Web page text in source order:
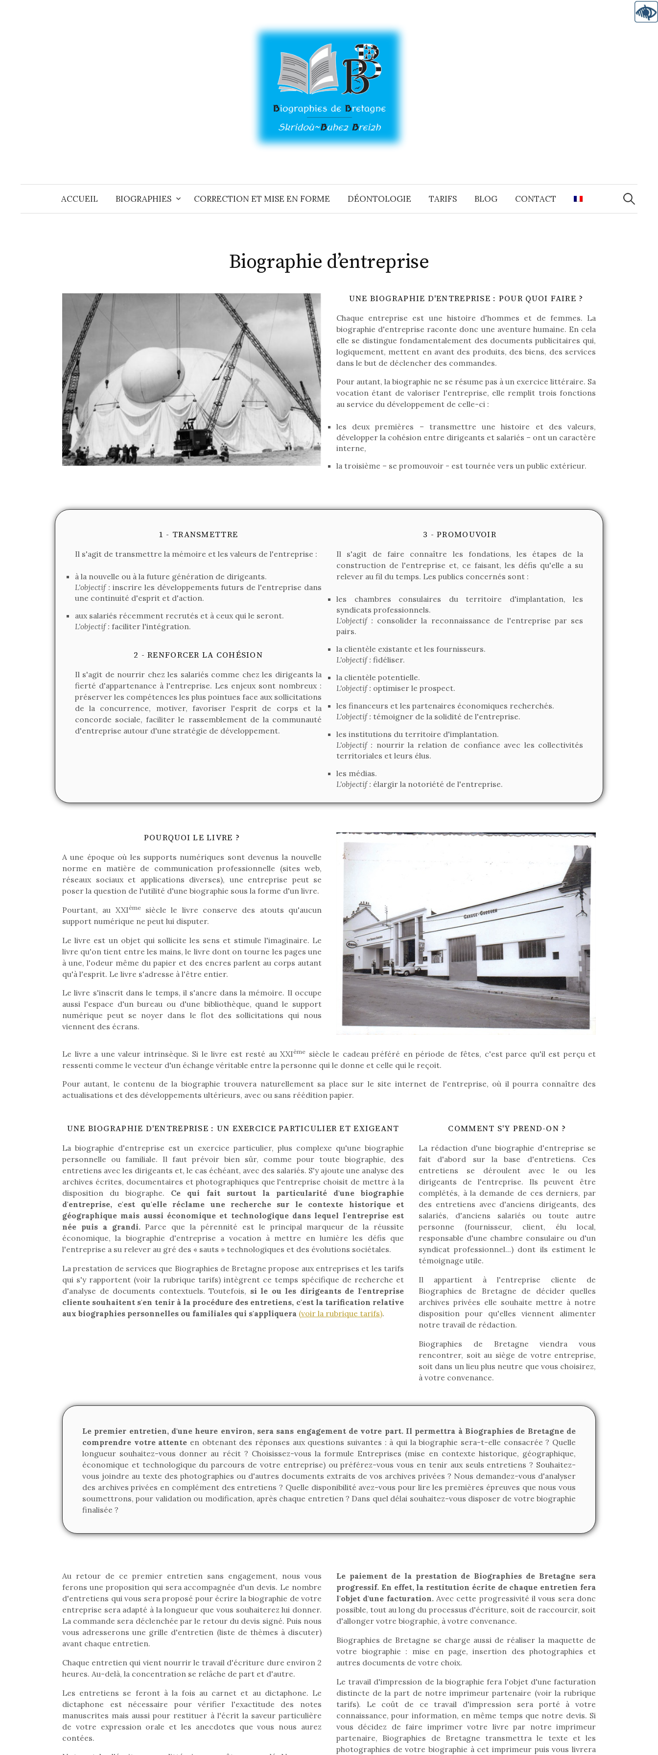
ACCUEIL BIOGRAPHIES CORRECTION ET MISE EN FORME DÉONTOLOGIE TARIFS BLOG CONTACT
Biographie d’entreprise
UNE BIOGRAPHIE D'ENTREPRISE : POUR QUOI FAIRE ?
Chaque entreprise est une histoire d'hommes et de femmes. La
biographie d'entreprise raconte donc une aventure humaine. En cela
elle se distingue fondamentalement des documents publicitaires qui,
logiquement, mettent en avant des produits, des biens, des services
dans le but de déclencher des commandes.
Pour autant, la biographie ne se résume pas à un exercice littéraire. Sa
vocation étant de valoriser l'entreprise, elle remplit trois fonctions
au service du développement de celle-ci :
les deux premières – transmettre une histoire et des valeurs,
développer la cohésion entre dirigeants et salariés – ont un caractère
interne,
la troisième – se promouvoir - est tournée vers un public extérieur.
1 - TRANSMETTRE
Il s'agit de transmettre la mémoire et les valeurs de l'entreprise :
à la nouvelle ou à la future génération de dirigeants.
L'objectif : inscrire les développements futurs de l'entreprise dans
une continuité d'esprit et d'action.
aux salariés récemment recrutés et à ceux qui le seront.
L'objectif : faciliter l'intégration.
2 - RENFORCER LA COHÉSION
Il s'agit de nourrir chez les salariés comme chez les dirigeants la
fierté d'appartenance à l'entreprise. Les enjeux sont nombreux :
préserver les compétences les plus pointues face aux sollicitations
de la concurrence, motiver, favoriser l'esprit de corps et la
concorde sociale, faciliter le rassemblement de la communauté
d'entreprise autour d'une stratégie de développement.
3 - PROMOUVOIR
Il s'agit de faire connaître les fondations, les étapes de la
construction de l'entreprise et, ce faisant, les défis qu'elle a su
relever au fil du temps. Les publics concernés sont :
les chambres consulaires du territoire d'implantation, les
syndicats professionnels.
L'objectif : consolider la reconnaissance de l'entreprise par ses
pairs.
la clientèle existante et les fournisseurs.
L'objectif : fidéliser.
la clientèle potentielle.
L'objectif : optimiser le prospect.
les financeurs et les partenaires économiques recherchés.
L'objectif : témoigner de la solidité de l'entreprise.
les institutions du territoire d'implantation.
L'objectif : nourrir la relation de confiance avec les collectivités
territoriales et leurs élus.
les médias.
L'objectif : élargir la notoriété de l'entreprise.
POURQUOI LE LIVRE ?
A une époque où les supports numériques sont devenus la nouvelle
norme en matière de communication professionnelle (sites web,
réseaux sociaux et applications diverses), une entreprise peut se
poser la question de l'utilité d'une biographie sous la forme d'un livre.
Pourtant, au XXIèmesiècle le livre conserve des atouts qu'aucun
support numérique ne peut lui disputer.
Le livre est un objet qui sollicite les sens et stimule l'imaginaire. Le
livre qu'on tient entre les mains, le livre dont on tourne les pages une
à une, l'odeur même du papier et des encres parlent au corps autant
qu'à l'esprit. Le livre s'adresse à l'être entier.
Le livre s'inscrit dans le temps, il s'ancre dans la mémoire. Il occupe
aussi l'espace d'un bureau ou d'une bibliothèque, quand le support
numérique peut se noyer dans le flot des sollicitations qui nous
viennent des écrans.
Le livre a une valeur intrinsèque. Si le livre est resté au XXIème siècle le cadeau préféré en période de fêtes, c'est parce qu'il est perçu et
ressenti comme le vecteur d'un échange véritable entre la personne qui le donne et celle qui le reçoit.
Pour autant, le contenu de la biographie trouvera naturellement sa place sur le site internet de l'entreprise, où il pourra connaître des
actualisations et des développements ultérieurs, avec ou sans réédition papier.
UNE BIOGRAPHIE D'ENTREPRISE : UN EXERCICE PARTICULIER ET EXIGEANT
La biographie d'entreprise est un exercice particulier, plus complexe qu'une biographie
personnelle ou familiale. Il faut prévoir bien sûr, comme pour toute biographie, des
entretiens avec les dirigeants et, le cas échéant, avec des salariés. S'y ajoute une analyse des
archives écrites, documentaires et photographiques que l'entreprise choisit de mettre à la
disposition du biographe. Ce qui fait surtout la particularité d'une biographie
d'entreprise, c'est qu'elle réclame une recherche sur le contexte historique et
géographique mais aussi économique et technologique dans lequel l'entreprise est
née puis a grandi.Parce que la pérennité est le principal marqueur de la réussite
économique, la biographie d'entreprise a vocation à mettre en lumière les défis que
l'entreprise a su relever au gré des « sauts » technologiques et des évolutions sociétales.
La prestation de services que Biographies de Bretagne propose aux entreprises et les tarifs
qui s'y rapportent (voir la rubrique tarifs) intègrent ce temps spécifique de recherche et
d'analyse de documents contextuels. Toutefois, si le ou les dirigeants de l'entreprise
cliente souhaitent s'en tenir à la procédure des entretiens, c'est la tarification relative
aux biographies personnelles ou familiales qui s'appliquera (voir la rubrique tarifs).
COMMENT S'Y PREND-ON ?
La rédaction d'une biographie d'entreprise se
fait d'abord sur la base d'entretiens. Ces
entretiens se déroulent avec le ou les
dirigeants de l'entreprise. Ils peuvent être
complétés, à la demande de ces derniers, par
des entretiens avec d'anciens dirigeants, des
salariés, d'anciens salariés ou toute autre
personne (fournisseur, client, élu local,
responsable d'une chambre consulaire ou d'un
syndicat professionnel...) dont ils estiment le
témoignage utile.
Il appartient à l'entreprise cliente de
Biographies de Bretagne de décider quelles
archives privées elle souhaite mettre à notre
disposition pour qu'elles viennent alimenter
notre travail de rédaction.
Biographies de Bretagne viendra vous
rencontrer, soit au siège de votre entreprise,
soit dans un lieu plus neutre que vous choisirez,
à votre convenance.
Le premier entretien, d'une heure environ, sera sans engagement de votre part. Il permettra à Biographies de Bretagne de
comprendre votre attente en obtenant des réponses aux questions suivantes : à qui la biographie sera-t-elle consacrée ? Quelle
longueur souhaitez-vous donner au récit ? Choisissez-vous la formule Entreprises (mise en contexte historique, géographique,
économique et technologique du parcours de votre entreprise) ou préférez-vous vous en tenir aux seuls entretiens ? Souhaitez-
vous joindre au texte des photographies ou d'autres documents extraits de vos archives privées ? Nous demandez-vous d'analyser
des archives privées en complément des entretiens ? Quelle disponibilité avez-vous pour lire les premières épreuves que nous vous
soumettrons, pour validation ou modification, après chaque entretien ? Dans quel délai souhaitez-vous disposer de votre biographie
finalisée ?
Au retour de ce premier entretien sans engagement, nous vous
ferons une proposition qui sera accompagnée d'un devis. Le nombre
d'entretiens qui vous sera proposé pour écrire la biographie de votre
entreprise sera adapté à la longueur que vous souhaiterez lui donner.
La commande sera déclenchée par le retour du devis signé. Puis nous
vous adresserons une grille d'entretien (liste de thèmes à discuter)
avant chaque entretien.
Chaque entretien qui vient nourrir le travail d'écriture dure environ 2
heures. Au-delà, la concentration se relâche de part et d'autre.
Les entretiens se feront à la fois au carnet et au dictaphone. Le
dictaphone est nécessaire pour vérifier l'exactitude des notes
manuscrites mais aussi pour restituer à l'écrit la saveur particulière
de votre expression orale et les anecdotes que vous nous aurez
contées.
Le paiement de la prestation de Biographies de Bretagne sera
progressif. En effet, la restitution écrite de chaque entretien fera
l'objet d'une facturation.Avec cette progressivité il vous sera donc
possible, tout au long du processus d'écriture, soit de raccourcir, soit
d'allonger votre biographie, à votre convenance.
Biographies de Bretagne se charge aussi de réaliser la maquette de
votre biographie : mise en page, insertion des photographies et
autres documents de votre choix.
Le travail d'impression de la biographie fera l'objet d'une facturation
distincte de la part de notre imprimeur partenaire (voir la rubrique
tarifs). Le coût de ce travail d'impression sera porté à votre
connaissance, pour information, en même temps que notre devis. Si
vous décidez de faire imprimer votre livre par notre imprimeur
partenaire, Biographies de Bretagne transmettra le texte et les
photographies de votre biographie à cet imprimeur puis vous livrera